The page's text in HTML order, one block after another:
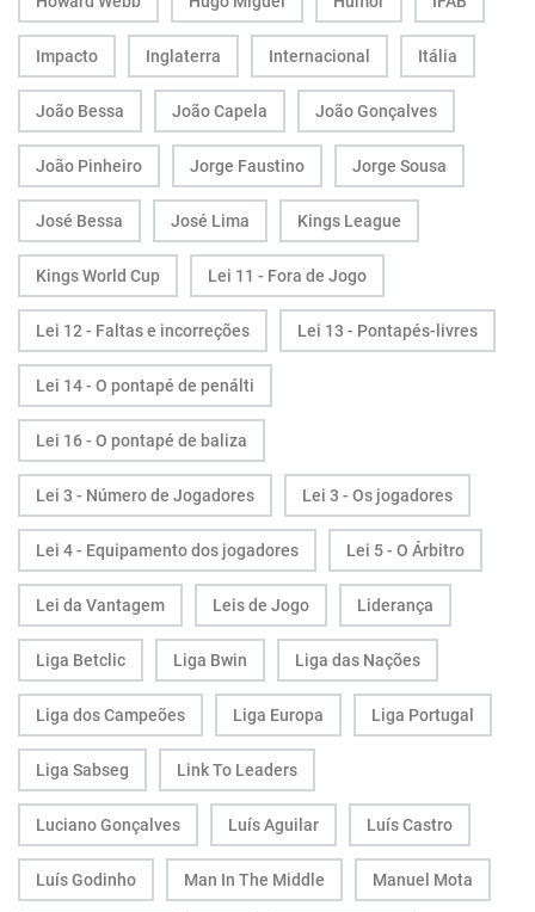
Impacto Inglaterra Internacional Itália
João Bessa João Capela João Gonçalves
João Pinheiro Jorge Faustino Jorge Sousa
José Bessa José Lima Kings League
Kings World Cup Lei 11 - Fora de Jogo
Lei 12 - Faltas e incorreções Lei 13 - Pontapés-livres
Lei 14 - O pontapé de penálti
Lei 16 - O pontapé de baliza
Lei 3 - Número de Jogadores Lei 3 - Os jogadores
Lei 4 - Equipamento dos jogadores Lei 5 - O Árbitro
Lei da Vantagem Leis de Jogo Liderança
Liga Betclic Liga Bwin Liga das Nações
Liga dos Campeões Liga Europa Liga Portugal
Liga Sabseg Link To Leaders
Luciano Gonçalves Luís Aguilar Luís Castro
Luís Godinho Man In The Middle Manuel Mota